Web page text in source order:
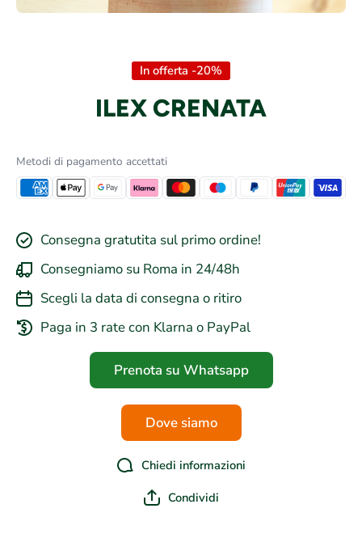
In offerta -20%
ILEX CRENATA
Metodi di pagamento accettati
Consegna gratutita sul primo ordine!
Consegniamo su Roma in 24/48h
Scegli la data di consegna o ritiro
Paga in 3 rate con Klarna o PayPal
Prenota su Whatsapp
Dove siamo
Chiedi informazioni
Condividi